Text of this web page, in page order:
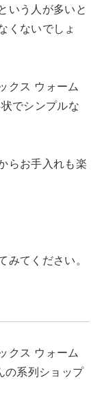
いう人が多いと
くないでしょ
クス ウォーム
でシンプルな
らお手入れも楽
てください。
クス ウォーム
の系列ショップ